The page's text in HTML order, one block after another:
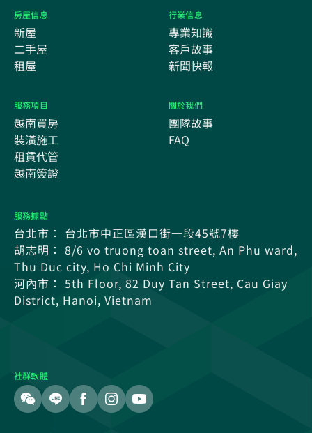
房屋信息
新屋
二手屋
租屋
行業信息
專業知識
客戶故事
新聞快報
服務項目
越南買房
裝潢施工
租賃代管
越南簽證
關於我們
團隊故事
FAQ
服務據點
台北市： 台北市中正區漢口街一段45號7樓
胡志明： 8/6 vo truong toan street, An Phu ward,
Thu Duc city, Ho Chi Minh City
河內市： 5th Floor, 82 Duy Tan Street, Cau Giay
District, Hanoi, Vietnam
社群軟體